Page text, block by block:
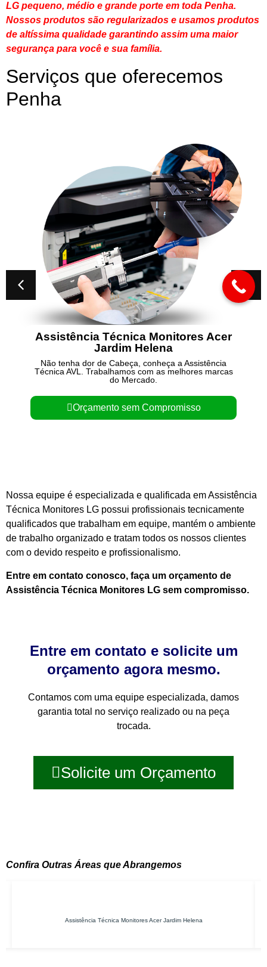
LG pequeno, médio e grande porte em toda Penha.
Nossos produtos são regularizados e usamos produtos
de altíssima qualidade garantindo assim uma maior
segurança para você e sua família.
Serviços que oferecemos
Penha
Assistência Técnica Monitores Acer
Jardim Helena
Não tenha dor de Cabeça, conheça a Assistência
Técnica AVL. Trabalhamos com as melhores marcas
do Mercado.
Orçamento sem Compromisso
Nossa equipe é especializada e qualificada em Assistência
Técnica Monitores LG possui profissionais tecnicamente
qualificados que trabalham em equipe, mantém o ambiente
de trabalho organizado e tratam todos os nossos clientes
com o devido respeito e profissionalismo.
Entre em contato conosco, faça um orçamento de
Assistência Técnica Monitores LG sem compromisso.
Entre em contato e solicite um
orçamento agora mesmo.
Contamos com uma equipe especializada, damos
garantia total no serviço realizado ou na peça
trocada.
Solicite um Orçamento
Confira Outras Áreas que Abrangemos
Assistência Técnica Monitores Acer Jardim Helena